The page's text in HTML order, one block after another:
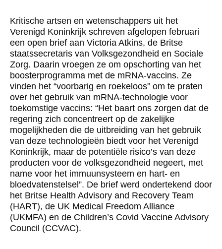
Kritische artsen en wetenschappers uit het
Verenigd Koninkrijk schreven afgelopen februari
een open brief aan Victoria Atkins, de Britse
staatssecretaris van Volksgezondheid en Sociale
Zorg. Daarin vroegen ze om opschorting van het
boosterprogramma met de mRNA-vaccins. Ze
vinden het “voorbarig en roekeloos” om te praten
over het gebruik van mRNA-­technologie voor
toekomstige vaccins: “Het baart ons zorgen dat de
regering zich concentreert op de zakelijke
mogelijkheden die de uitbreiding van het gebruik
van deze technologieën biedt voor het Verenigd
Koninkrijk, maar de potentiële risico’s van deze
producten voor de volksgezondheid negeert, met
name voor het immuunsysteem en hart- en
bloedvatenstelsel”. De brief werd ondertekend door
het Britse Health Advisory and Recovery Team
(HART), de UK Medical Freedom Alliance
(UKMFA) en de Children’s Covid Vaccine Advisory
Council (CCVAC).